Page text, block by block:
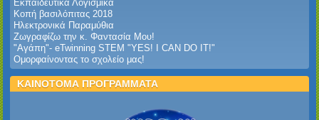
Εκπαιδευτικά Λογισμικά
Κοπή βασιλόπιτας 2018
Ηλεκτρονικά Παραμύθια
Ζωγραφίζω την κ. Φαντασία Μου!
"Αγάπη"- eTwinning STEM "YES! I CAN DO IT!"
Ομορφαίνοντας το σχολείο μας!
ΚΑΙΝΟΤΟΜΑ ΠΡΟΓΡΑΜΜΑΤΑ